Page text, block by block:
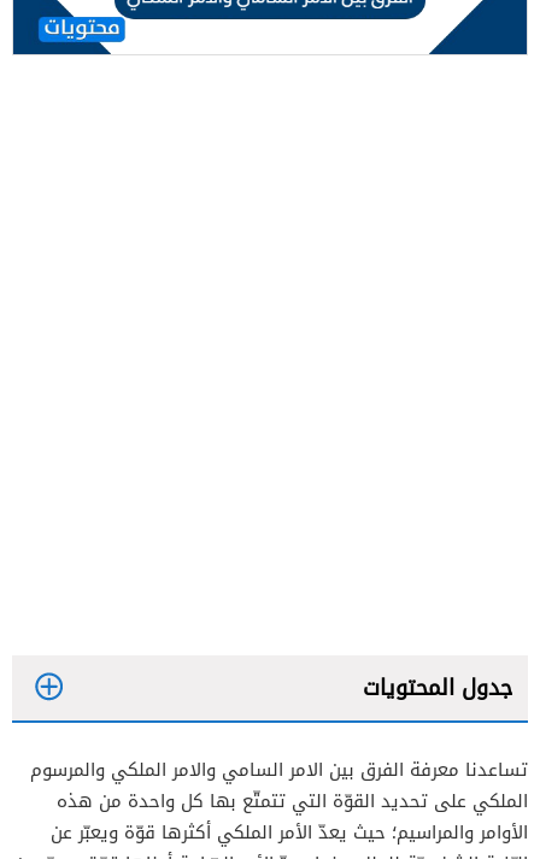
جدول المحتويات
الغاء الامر السامي
تساعدنا معرفة الفرق بين الامر السامي والامر الملكي والمرسوم
الملكي على تحديد القوّة التي تتمتّع بها كل واحدة من هذه
الأوامر والمراسيم؛ حيث يعدّ الأمر الملكي أكثرها قوّة ويعبّر عن